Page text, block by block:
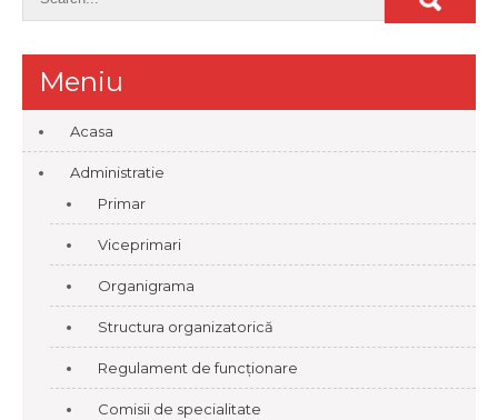
Meniu
Acasa
Administratie
Primar
Viceprimari
Organigrama
Structura organizatorică
Regulament de funcționare
Comisii de specialitate